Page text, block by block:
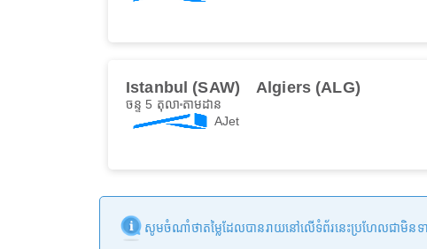
Istanbul (SAW) Algiers (ALG)
ចន្ទ 5 តុលា តាមដាន
AJet
សូមចំណាំថាតម្លៃដែលបានរាយនៅលើទំព័រនេះប្រហែលជាមិន